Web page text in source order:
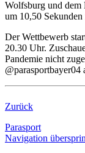
Wolfsburg und
um 10,50
Der Wettbewerb
20.30 Uhr.
Pandemie nicht
@parasportbayer04
Zurück
Parasport
Navigation